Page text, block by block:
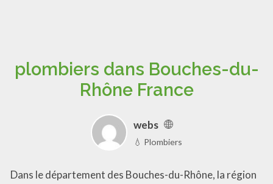
plombiers dans Bouches-du-
Rhône France
webs
💧 Plombiers
Dans le département des Bouches-du-Rhône, la région